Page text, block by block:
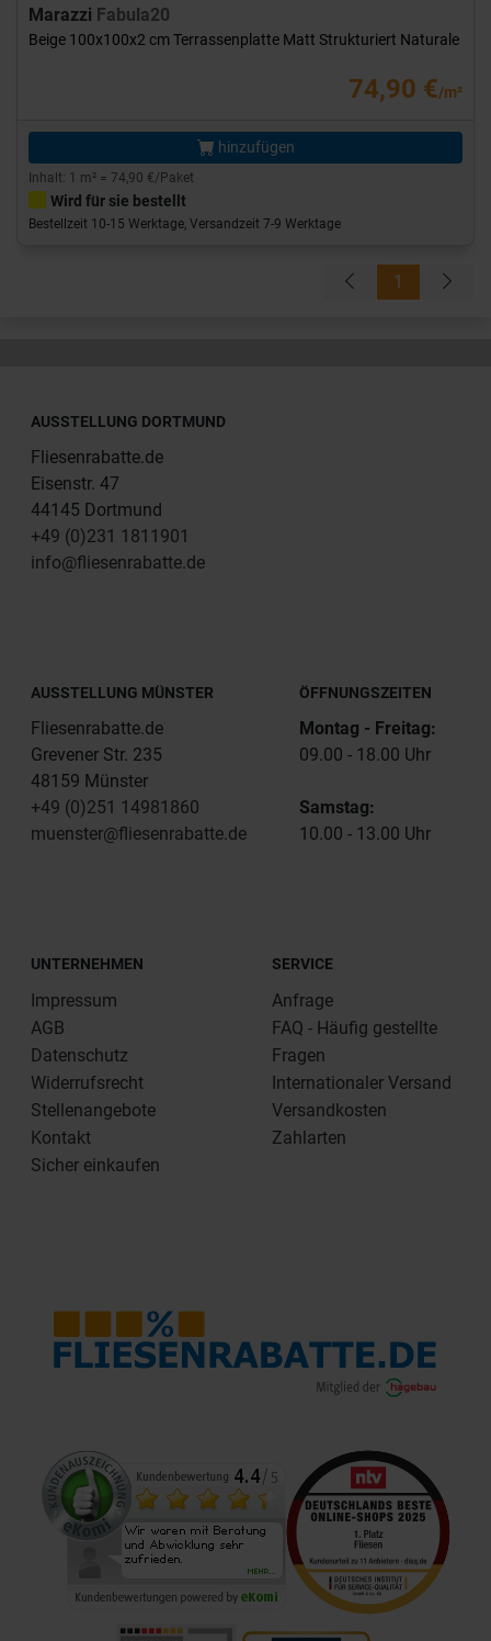
Marazzi Fabula20
Beige 100x100x2 cm Terrassenplatte Matt Strukturiert Naturale
74,90 €/m²
hinzufügen
Inhalt: 1 m² = 74,90 €/Paket
Wird für sie bestellt
Bestellzeit 10-15 Werktage, Versandzeit 7-9 Werktage
1
AUSSTELLUNG DORTMUND
Fliesenrabatte.de
Eisenstr. 47
44145 Dortmund
+49 (0)231 1811901
info@fliesenrabatte.de
AUSSTELLUNG MÜNSTER
Fliesenrabatte.de
Grevener Str. 235
48159 Münster
+49 (0)251 14981860
muenster@fliesenrabatte.de
ÖFFNUNGSZEITEN
Montag - Freitag:
09.00 - 18.00 Uhr
Samstag:
10.00 - 13.00 Uhr
UNTERNEHMEN
Impressum
AGB
Datenschutz
Widerrufsrecht
Stellenangebote
Kontakt
Sicher einkaufen
SERVICE
Anfrage
FAQ - Häufig gestellte
Fragen
Internationaler Versand
Versandkosten
Zahlarten